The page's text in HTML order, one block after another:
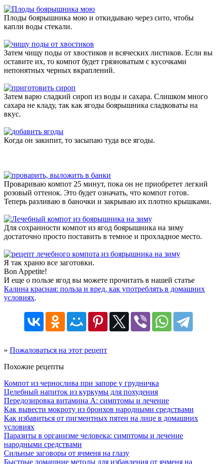
Плоды боярышника мою и откидываю через сито, чтобы
капли воды стекали.
Затем чищу поды от хвостиков и всяческих листиков. Если вы
оставите их, то компот будет грязноватым с кусочками
непонятных черных вкраплений.
Затем варю сладкий сироп из воды и сахара. Слишком много
сахара не кладу, так как ягоды боярышника сладковаты на
вкус.
Когда он закипит, то засыпаю туда все ягоды.
Провариваю компот 25 минут, пока он не приобретет легкий
розовый оттенок. Это будет означать, что компот готов.
Теперь разливаю в баночки и закрываю их плотно крышками.
Для сохранности компот из ягод боярышника на зиму
достаточно просто поставить в темное и прохладное место.
Я так храню все заготовки.
Bon Appetite!
И еще о пользе ягод вы можете прочитать в нашей статье
Калина красная: польза и вред, как употреблять в домашних
условиях.
» Пожаловаться на этот рецепт
Похожие рецепты
Компот из чернослива при запоре у грудничка
Целебный напиток из куркумы для похудения
Передозировка витамина А: симптомы и лечение
Как вывести мокроту из бронхов народными средствами
Как избавиться от пигментных пятен на лице в домашних
условиях
Паразиты в организме человека: симптомы и лечение
народными средствами
Сильные заговоры от ячменя на глазу
Быстрые домашние методы для избавления от ячменя на